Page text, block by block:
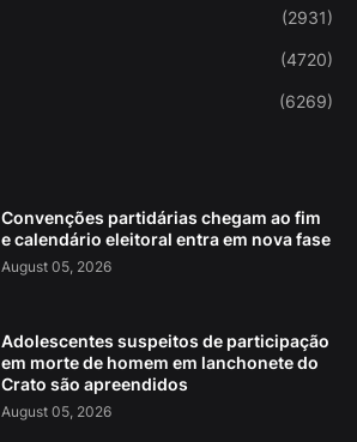
(2931)
(4720)
(6269)
Convenções partidárias chegam ao fim
e calendário eleitoral entra em nova fase
August 05, 2026
Adolescentes suspeitos de participação
em morte de homem em lanchonete do
Crato são apreendidos
August 05, 2026